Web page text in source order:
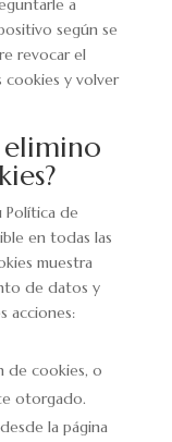
a
según se
revocar el
cookies y volver
Política de
en todas las
muestra
de datos y
acciones:
de cookies, o
otorgado.
la página